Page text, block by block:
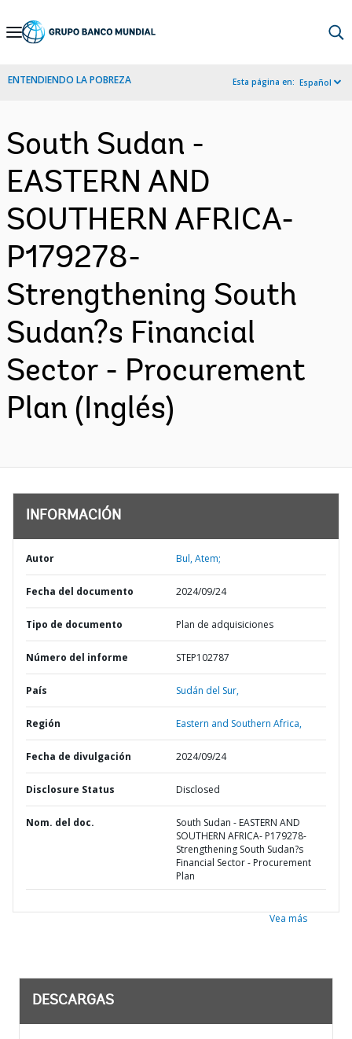
Skip
Navigation
ENTENDIENDO LA POBREZA Esta página en: Español
South Sudan -
EASTERN AND
SOUTHERN AFRICA-
P179278-
Strengthening South
Sudan?s Financial
Sector - Procurement
Plan (Inglés)
INFORMACIÓN
Autor Bul, Atem;
Fecha del documento 2024/09/24
Tipo de documento Plan de adquisiciones
Número del informe STEP102787
País Sudán del Sur,
Región Eastern and Southern Africa,
Fecha de divulgación 2024/09/24
Disclosure Status Disclosed
Nom. del doc.
South Sudan - EASTERN AND
SOUTHERN AFRICA- P179278-
Strengthening South Sudan?s
Financial Sector - Procurement
Plan
Vea más
DESCARGAS